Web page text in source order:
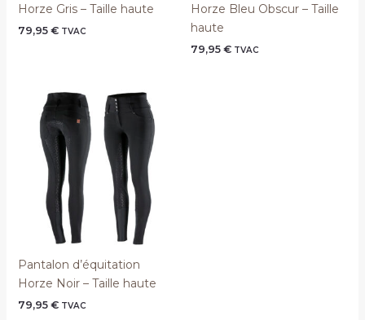
Horze Gris – Taille haute
79,95 € TVAC
Horze Bleu Obscur – Taille
haute
79,95 € TVAC
Pantalon d’équitation
Horze Noir – Taille haute
79,95 € TVAC